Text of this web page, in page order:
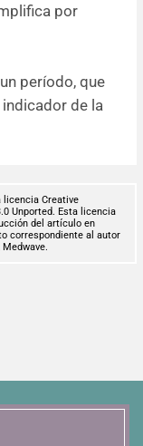
por
período, que
de la
licencia Creative
Unported. Esta licencia
del artículo en
correspondiente al autor